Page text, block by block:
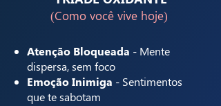
(Como você vive hoje)
Atenção Bloqueada - Mente
dispersa, sem foco
Emoção Inimiga - Sentimentos
que te sabotam